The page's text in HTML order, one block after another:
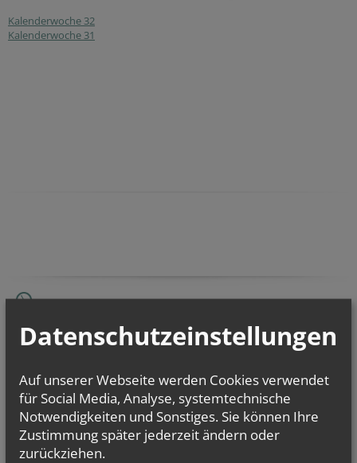
Kalenderwoche 32
Kalenderwoche 31
Sa.., 08. August 2026 10:00
Kinderbücherei
Babytreff
Di.., 11. August 2026 18:30
532. Monatswallfahrt
Datenschutzeinstellungen
Auf unserer Webseite werden Cookies verwendet
für Social Media, Analyse, systemtechnische
Notwendigkeiten und Sonstiges. Sie können Ihre
Zustimmung später jederzeit ändern oder
zurückziehen.